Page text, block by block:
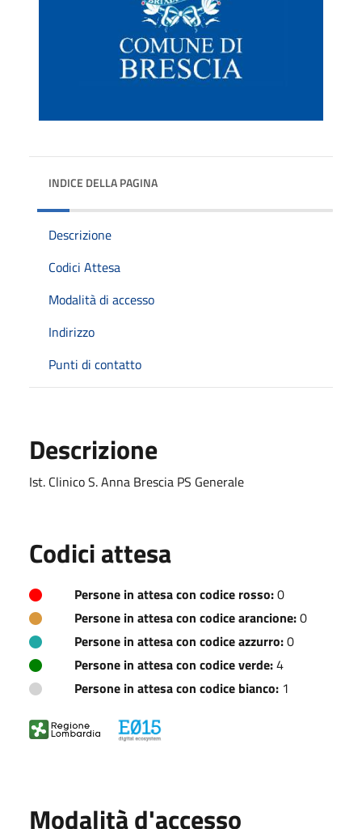
INDICE DELLA PAGINA
Descrizione
Codici Attesa
Modalità di accesso
Indirizzo
Punti di contatto
Descrizione
Ist. Clinico S. Anna Brescia PS Generale
Codici attesa
Persone in attesa con codice rosso:0
Persone in attesa con codice arancione:0
Persone in attesa con codice azzurro:0
Persone in attesa con codice verde:4
Persone in attesa con codice bianco: 1
Modalità d'accesso